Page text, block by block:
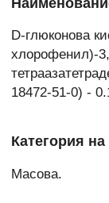
D-глюконова
хлорофенил)-
18472-51-0) -
Категория
Масова.